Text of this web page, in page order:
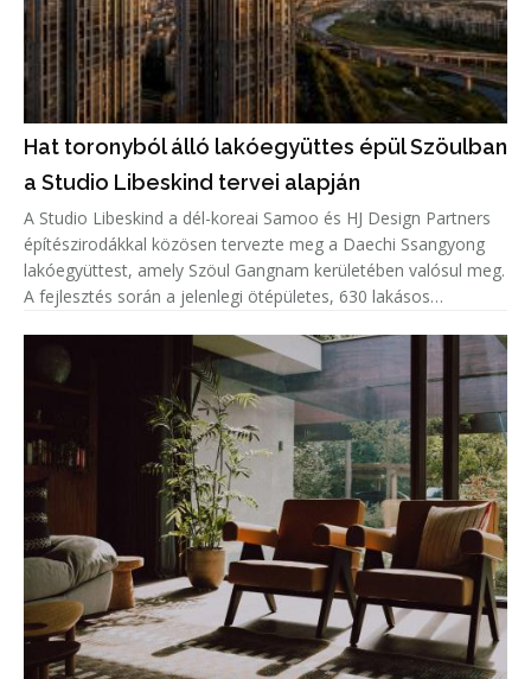
Hat toronyból álló lakóegyüttes épül Szöulban
a Studio Libeskind tervei alapján
A Studio Libeskind a dél-koreai Samoo és HJ Design Partners
építészirodákkal közösen tervezte meg a Daechi Ssangyong
lakóegyüttest, amely Szöul Gangnam kerületében valósul meg.
A fejlesztés során a jelenlegi ötépületes, 630 lakásos
emeletes to